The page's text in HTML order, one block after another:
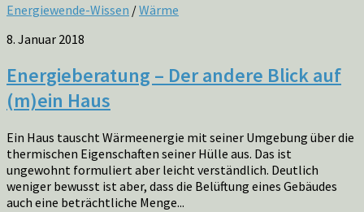
Energiewende-Wissen /Wärme
8. Januar 2018
Energieberatung – Der andere Blick auf
(m)ein Haus
Ein Haus tauscht Wärmeenergie mit seiner Umgebung über die
thermischen Eigenschaften seiner Hülle aus. Das ist
ungewohnt formuliert aber leicht verständlich. Deutlich
weniger bewusst ist aber, dass die Belüftung eines Gebäudes
auch eine beträchtliche Menge...